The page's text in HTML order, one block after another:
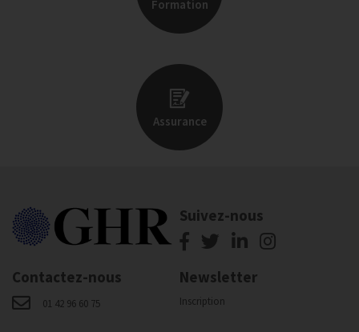
Formation
Assurance
Suivez-nous
Contactez-nous
01 42 96 60 75
Newsletter
Inscription